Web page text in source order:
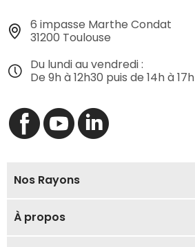
6 impasse Marthe Condat
31200 Toulouse
Du lundi au vendredi :
De 9h à 12h30 puis de 14h à 17h
Nos Rayons
À propos